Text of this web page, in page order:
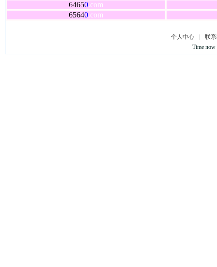
64650.com
65640.com
个人中心
联
Time now